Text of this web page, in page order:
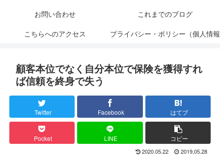
お問い合わせ
これまでのブログ
こちらへのアクセス
プライバシー・ポリシー（個人情報
顧客本位でなく自分本位で保険を獲得すれ
ば信頼を終身で失う
Twitter Facebook はてブ
Pocket LINE コピー
2020.05.22 2019.05.28